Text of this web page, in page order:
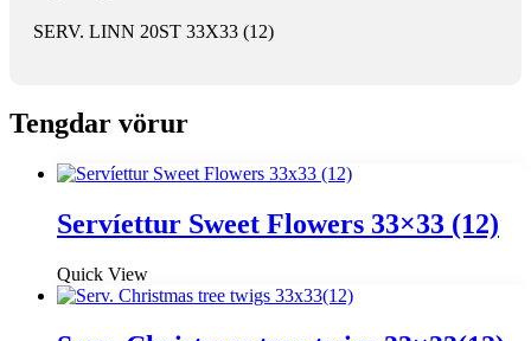
SERV. LINN 20ST 33X33 (12)
Tengdar vörur
Servíettur Sweet Flowers 33×33 (12)
Quick View